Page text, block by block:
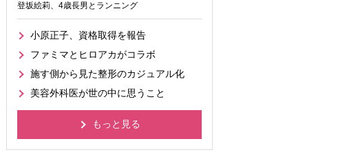
登坂絵莉、4歳長男とランニング
小原正子、資格取得を報告
ファミマとヒロアカがコラボ
施す側から見た整形のカジュアル化
美容外科医が世の中に思うこと
もっと見る